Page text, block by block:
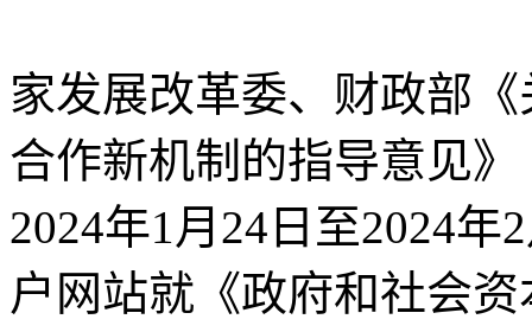
家发展改革委、财政部
合作新机制的指导意见
2024年1月24日至2024
户网站就《政府和社会